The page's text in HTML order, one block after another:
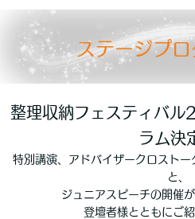
ステージプ
整理収納フェスティバ
ラム決
特別講演、アドバイザークロスト
と、
ジュニアスピーチの開催
登壇者様とともにご